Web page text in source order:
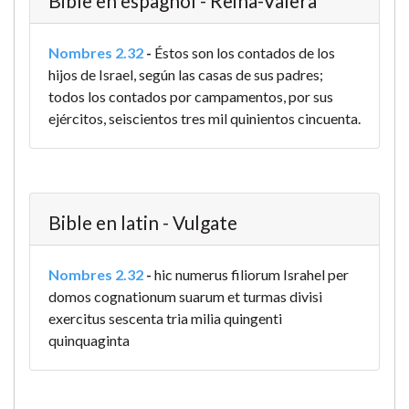
Nombres 2.32 - Éstos son los contados de los
hijos de Israel, según las casas de sus padres;
todos los contados por campamentos, por sus
ejércitos, seiscientos tres mil quinientos cincuenta.
Bible en latin - Vulgate
Nombres 2.32 - hic numerus filiorum Israhel per
domos cognationum suarum et turmas divisi
exercitus sescenta tria milia quingenti
quinquaginta